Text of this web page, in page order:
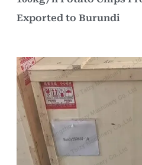
Exported to Burundi